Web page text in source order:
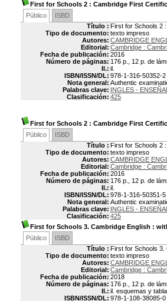
First for Schools 2 : Cambridge First
Público
ISBD
Título : First for Schools 2
Tipo de documento: texto impreso
Autores: CAMBRIDGE
Editorial: Cambridge :
Fecha de publicación: 2016
Número de páginas: 176 p., 12 p. de
Il.: il.
ISBN/ISSN/DL: 978-1-316-50352-2
Nota general: Authentic
Palabras clave: INGLES -
Clasificación: 425
First for Schools 2 : Cambridge First
Público
ISBD
Título : First for Schools 2
Tipo de documento: texto impreso
Autores: CAMBRIDGE
Editorial: Cambridge :
Fecha de publicación: 2016
Número de páginas: 176 p., 12 p. de
Il.: il.
ISBN/ISSN/DL: 978-1-316-50351-5
Nota general: Authentic
Palabras clave: INGLES -
Clasificación: 425
First for Schools 3. Cambridge English :
Público
ISBD
Título : First for Schools 3.
Tipo de documento: texto impreso
Autores: CAMBRIDGE
Editorial: Cambridge :
Fecha de publicación: 2018
Número de páginas: 176 p., 12 p. de
Il.: il. esquemas y
ISBN/ISSN/DL: 978-1-108-38085-0